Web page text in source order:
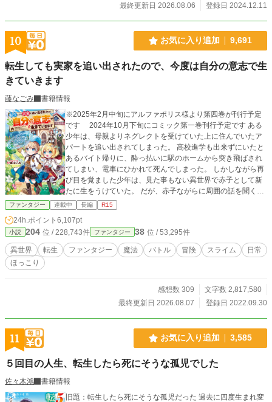
放棄しルミエールと向き合ったイオリは力を全て使い果たし5年の月日眠りにつ
いていた。 目覚めたイオリは力を失いどう生きていくのか・・・。 前作に続
き、のんびりと投稿してまいります。 気長なお付き合いを願います。 よろしく
お願いします。 ※念の為R15にしています。 ※誤字脱字が存在する可能性か高
いです。 苦笑いで許して下さい。
最終更新日 2026.08.06
登録日 2024.12.11
10 お気に入り追加 9,691
転生しても実家を追い出されたので、今度は自分の意志で生
きていきます
藤なごみ
書籍情報
※2025年2月中旬にアルファポリス様より第四巻が刊行予定
です 2024年10月下旬にコミック第一巻刊行予定です ある
少年は、母親よりネグレクトを受けていた上に住んでいたア
パートを追い出されてしまった。 高校進学も出来ずにいたと
あるバイト帰りに、酔っ払いに駅のホームから突き飛ばされ
てしまい、電車にひかれて死んでしまった。 しかしながら再
び目を覚ました少年は、見た事もない異世界で赤子として新
たに生をうけていた。 だが、赤子ながらに周囲の話を聞く内
に、この世界の自分も幼い内に追い出されてしまう事に気づ
いてしまった。 そんな中、突然見知らぬ金髪の幼女が連れて
こられ、一緒に部屋で育てられる事に。 幼女の事を妹として
接しながら、この子も一緒に追い出されてしまうことが分か
った。 幼い二人で来たる追い出される日に備えます。 基本は
お兄ちゃんと妹ちゃんを中心としたストーリーです カクヨム
今度は自分の意志で生きていきたいと思います」→「転生し
ても実家を追い出されたので、今度は自分の意志で生きてい
ポリス様より、9月19日に出荷されます 呱々唄七つ先生の素
晴らしいイラストとなっております 2024/3/21 アルファポリ
タートしました 2024/8/12 アルファポリス様から第三巻が八
月中旬に刊行予定です 2024年10月下旬にコミック第一巻刊
行予定です
ファンタジー 連載中 長編 R15
24h.ポイント 6,107pt
小説 204 位 / 228,743件 ファンタジー 38 位 / 53,295件
異世界 転生 ファンタジー 魔法 バトル 冒険 スライム
日常
ほっこり
感想数 309
文字数 2,817,580
最終更新日 2026.08.07
登録日 2022.09.30
11 お気に入り追加 3,585
５回目の人生、転生したら死にそうな孤児でした
佐々木鴻
書籍情報
旧題：転生したら死にそうな孤児だった 過去に四度生まれ変